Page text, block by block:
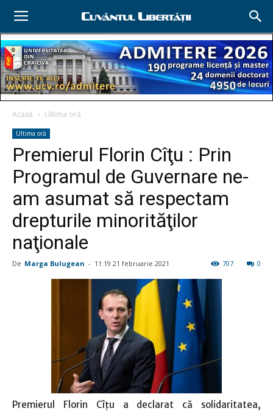
Acasă Ultima oră
Ultima oră
Premierul Florin Cîţu : Prin
Programul de Guvernare ne-
am asumat să respectam
drepturile minorităţilor
naţionale
De Marga Bulugean - 11:19 21 februarie 2021 0
707
Premierul Florin Cîţu a declarat că solidaritatea,